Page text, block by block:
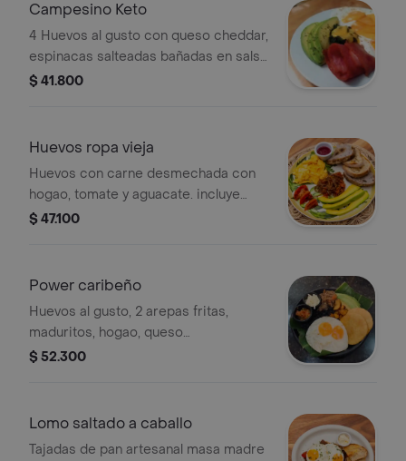
Campesino Keto
4 Huevos al gusto con queso cheddar,
espinacas salteadas bañadas en salsa
holandesa, panceta ahumada y
$ 41.800
Huevos ropa vieja
Huevos con carne desmechada con
hogao, tomate y aguacate. incluye
porción de fruta.
$ 47.100
Power caribeño
Huevos al gusto, 2 arepas fritas,
maduritos, hogao, queso
costeñorayado, ropa vieja, aguacate,
$ 52.300
Lomo saltado a caballo
Tajadas de pan artesanal masa madre